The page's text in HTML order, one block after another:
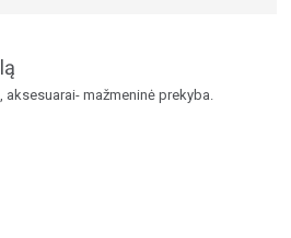
aksesuarai- mažmeninė prekyba.